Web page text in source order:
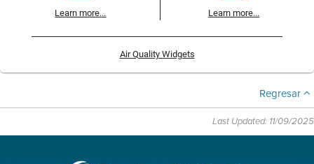
Learn more... Learn more...
Air Quality Widgets
Regresar
Last Updated: 11/09/2025